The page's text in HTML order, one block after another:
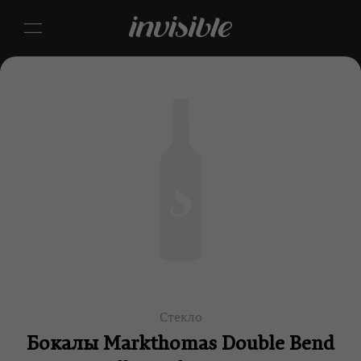
Стекло
Бокалы Markthomas Double Bend